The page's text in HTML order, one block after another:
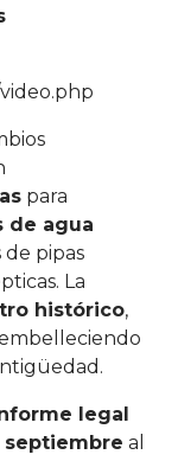
para
de agua
pipas
La
histórico,
legal
septiembre al